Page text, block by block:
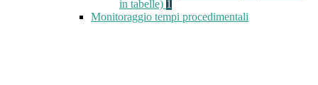
in tabelle) 1
Monitoraggio tempi procedimentali